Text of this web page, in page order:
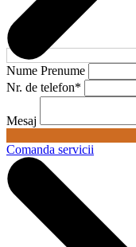
Nume Prenume
Nr. de telefon*
Mesaj
Comanda servicii